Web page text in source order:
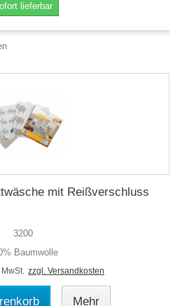
lieferbar
mit Reißverschluss
3200
Baumwolle
zzgl. Versandkosten
Mehr